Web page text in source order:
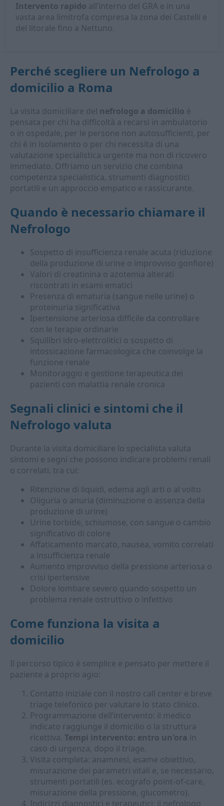
Intervento rapido all’interno del GRA e in una
vasta area limitrofa compresa la zona dei Castelli e
del litorale fino a Nettuno.
Perché scegliere un Nefrologo a
domicilio a Roma
La visita domiciliare del nefrologo a domicilio è
pensata per chi ha difficoltà a recarsi in ambulatorio
o in ospedale, per le persone non autosufficienti, per
chi è in isolamento o per chi necessita di una
valutazione specialistica urgente ma non di ricovero
immediato. Offriamo un servizio che combina
competenza specialistica, strumenti diagnostici
portatili e un approccio empatico e rassicurante.
Quando è necessario chiamare il
Nefrologo
Sospetto di insufficienza renale acuta (riduzione
della produzione di urine o improvviso gonfiore)
Valori di creatinina o azotemia alterati
riscontrati in esami ematici
Presenza di ematuria (sangue nelle urine) o
proteinuria significativa
Ipertensione arteriosa difficile da controllare
con le terapie ordinarie
Squilibri idro-elettrolitici o sospetto di
intossicazione farmacologica che coinvolge la
funzione renale
Monitoraggio e gestione terapeutica dei
pazienti con malattia renale cronica
Segnali clinici e sintomi che il
Nefrologo valuta
Durante la visita domiciliare lo specialista valuta
sintomi e segni che possono indicare problemi renali
o correlati, tra cui:
Ritenzione di liquidi, edema agli arti o al volto
Oliguria o anuria (diminuzione o assenza della
produzione di urine)
Urine torbide, schiumose, con sangue o cambio
significativo di colore
Affaticamento marcato, nausea, vomito correlati
a insufficienza renale
Aumento improvviso della pressione arteriosa o
crisi ipertensive
Dolore lombare severo quando sospetto un
problema renale ostruttivo o infettivo
Come funziona la visita a
domicilio
Il percorso tipico è semplice e pensato per mettere il
paziente a proprio agio:
Contatto iniziale con il nostro call center e breve
triage telefonico per valutare lo stato clinico.
Programmazione dell’intervento: il medico
indicato raggiunge il domicilio o la struttura
ricettiva. Tempi intervento: entro un'ora in
caso di urgenza, dopo il triage.
Visita completa: anamnesi, esame obiettivo,
misurazione dei parametri vitali e, se necessario,
strumenti portatili (es. ecografo point-of-care,
misurazione della pressione, glucometro).
Indirizzi diagnostici e terapeutici: il nefrologo